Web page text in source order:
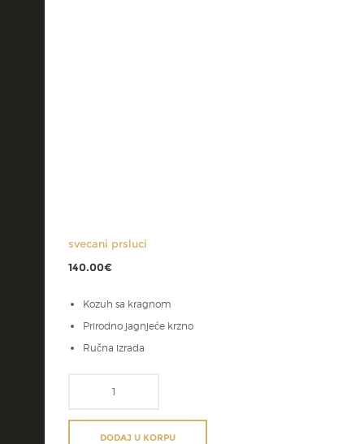
svecani prsluci
140.00€
Kozuh sa kragnom
Prirodno jagnjeće krzno
Ručna izrada
DODAJ U KORPU